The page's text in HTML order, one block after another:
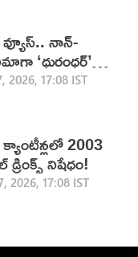
వ్యూస్.. నాన్-
‘ధురంధర్’
2026, 17:08 IST
2003
డ్రింక్స్ నిషేధం!
2026, 17:08 IST